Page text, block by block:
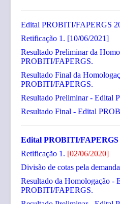
Edital PROBITI/FAPERGS
Retificação 1. [10/06/2021]
Resultado Preliminar da
PROBITI/FAPERGS.
Resultado Final da
PROBITI/FAPERGS.
Resultado Preliminar - Edital
Resultado Final - Edital
Edital PROBITI/FAPERGS
Retificação 1. [02/06/2020]
Divisão de cotas pela
Resultado da Homologação -
PROBITI/FAPERGS.